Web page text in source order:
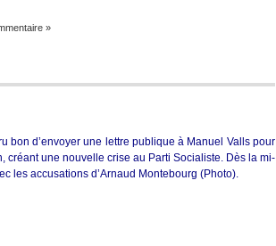
»
bon d’envoyer une lettre publique à Manuel Valls pour
créant une nouvelle crise au Parti Socialiste. Dès la mi-
les accusations d’Arnaud Montebourg (Photo).